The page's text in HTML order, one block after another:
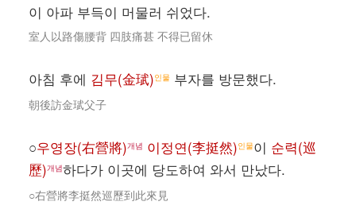
이 아파 부득이 머물러 쉬었다.
室人以路傷腰背 四肢痛甚 不得已留休
아침 후에 김무(金珷)인물 부자를 방문했다.
朝後訪金珷父子
○우영장(右營將)개념 이정연(李挺然)인물이 순력(巡
歷)개념하다가 이곳에 당도하여 와서 만났다.
○右營將李挺然巡歷到此來見